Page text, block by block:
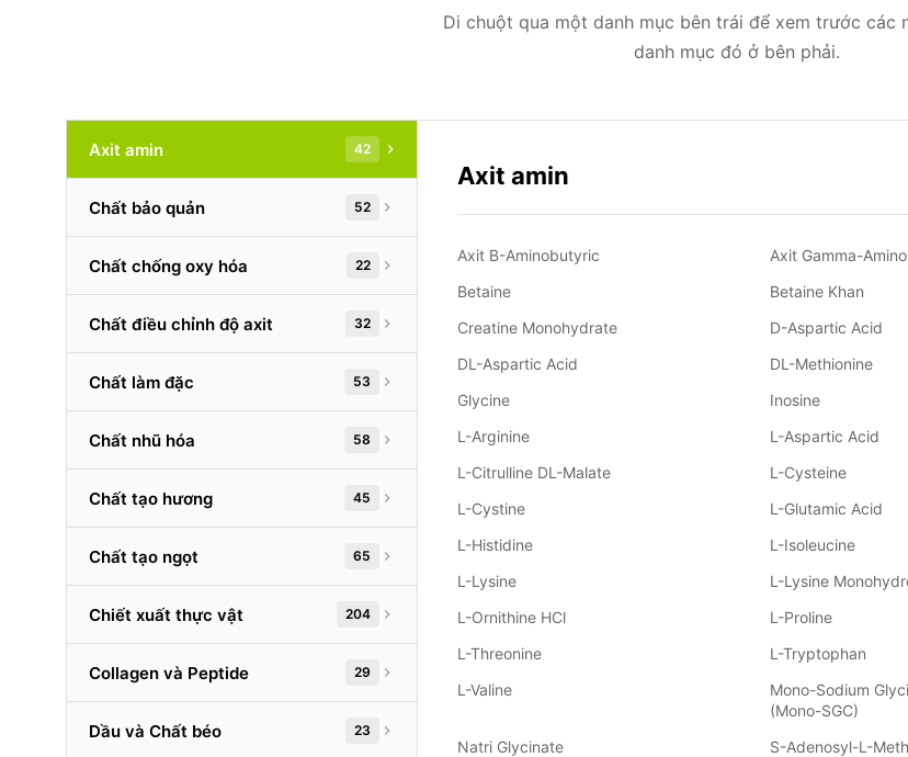
Di chuột qua một danh mục bên trái để xem trước các
danh mục đó ở bên phải.
Axit amin 42
Chất bảo quản 52
Chất chống oxy hóa 22
Chất điều chỉnh độ axit 32
Chất làm đặc 53
Chất nhũ hóa 58
Chất tạo hương 45
Chất tạo ngọt 65
Chiết xuất thực vật 204
Collagen và Peptide 29
Dầu và Chất béo 23
Axit amin
Axit B-Aminobutyric Axit Gamma-
Betaine
Betaine Khan
Creatine Monohydrate
D-Aspartic Acid
DL-Aspartic Acid
DL-Methionine
Glycine
Inosine
L-Arginine
L-Aspartic Acid
L-Citrulline DL-Malate
L-Cysteine
L-Cystine
L-Glutamic Acid
L-Histidine
L-Isoleucine
L-Lysine
L-Lysine
L-Ornithine HCl
L-Proline
L-Threonine
L-Tryptophan
L-Valine
Mono-Sodium
(Mono-SGC)
Natri Glycinate
S-Adenosyl-L-